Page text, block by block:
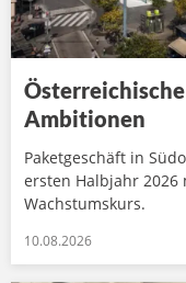
Ambitionen
Paketgeschäft in
ersten Halbjahr
Wachstumskurs.
10.08.2026